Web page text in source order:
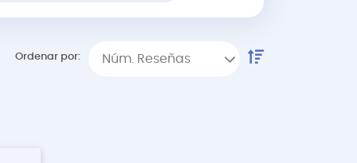
Ordenar por: Núm. Reseñas